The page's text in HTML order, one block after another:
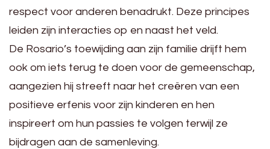
respect voor anderen benadrukt. Deze principes
leiden zijn interacties op en naast het veld.
De Rosario’s toewijding aan zijn familie drijft hem
ook om iets terug te doen voor de gemeenschap,
aangezien hij streeft naar het creëren van een
positieve erfenis voor zijn kinderen en hen
inspireert om hun passies te volgen terwijl ze
bijdragen aan de samenleving.